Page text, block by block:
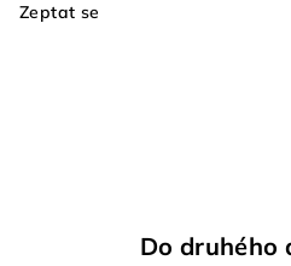
Zeptat se
Do druhého